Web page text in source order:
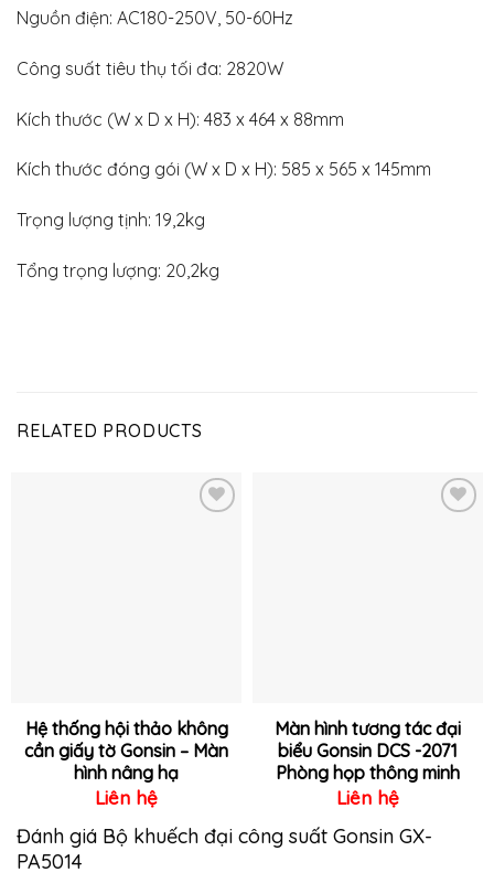
Nguồn điện: AC180-250V, 50-60Hz
Công suất tiêu thụ tối đa: 2820W
Kích thước (W x D x H): 483 x 464 x 88mm
Kích thước đóng gói (W x D x H): 585 x 565 x 145mm
Trọng lượng tịnh: 19,2kg
Tổng trọng lượng: 20,2kg
RELATED PRODUCTS
Hệ thống hội thảo không
cần giấy tờ Gonsin – Màn
hình nâng hạ
Liên hệ
Màn hình tương tác đại
biểu Gonsin DCS -2071
Phòng họp thông minh
Liên hệ
Đánh giá Bộ khuếch đại công suất Gonsin GX-
PA5014